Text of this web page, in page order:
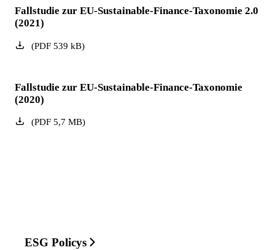
Fallstudie zur EU-Sustainable-Finance-Taxonomie 2.0
(2021)
(PDF539 kB)
Fallstudie zur EU-Sustainable-Finance-Taxonomie
(2020)
(PDF5,7 MB)
ESG Policys